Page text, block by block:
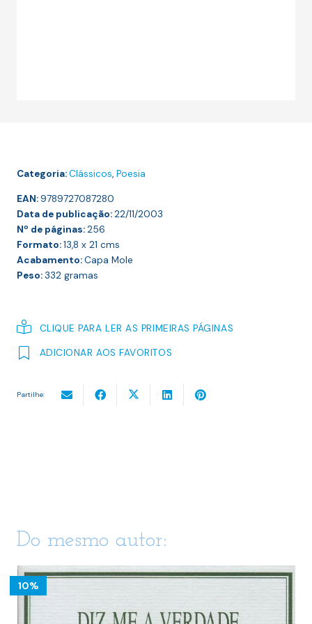
Categoria:Clássicos, Poesia
EAN:9789727087280
Data de publicação:22/11/2003
Nº de páginas:256
Formato:13,8 x 21 cms
Acabamento:Capa Mole
Peso:332 gramas
CLIQUE PARA LER AS PRIMEIRAS PÁGINAS
ADICIONAR AOS FAVORITOS
Partilhe:
Do mesmo autor:
10%